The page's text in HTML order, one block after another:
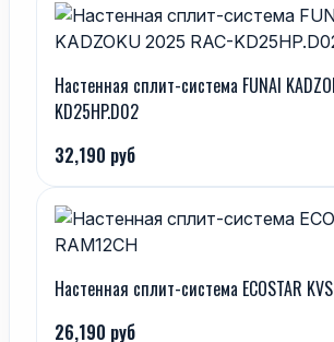
Настенная сплит-система FUNAI
KD25HP.D02
32,190 руб
Настенная сплит-система ECOSTAR
26,190 руб